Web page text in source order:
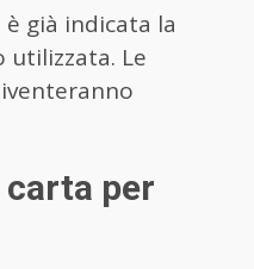
già indicata la
Le
carta per